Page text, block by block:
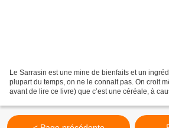
Le Sarrasin est une mine de bienfaits et un
plupart du temps, on ne le connait pas. On croit
avant de lire ce livre) que c’est une céréale, à